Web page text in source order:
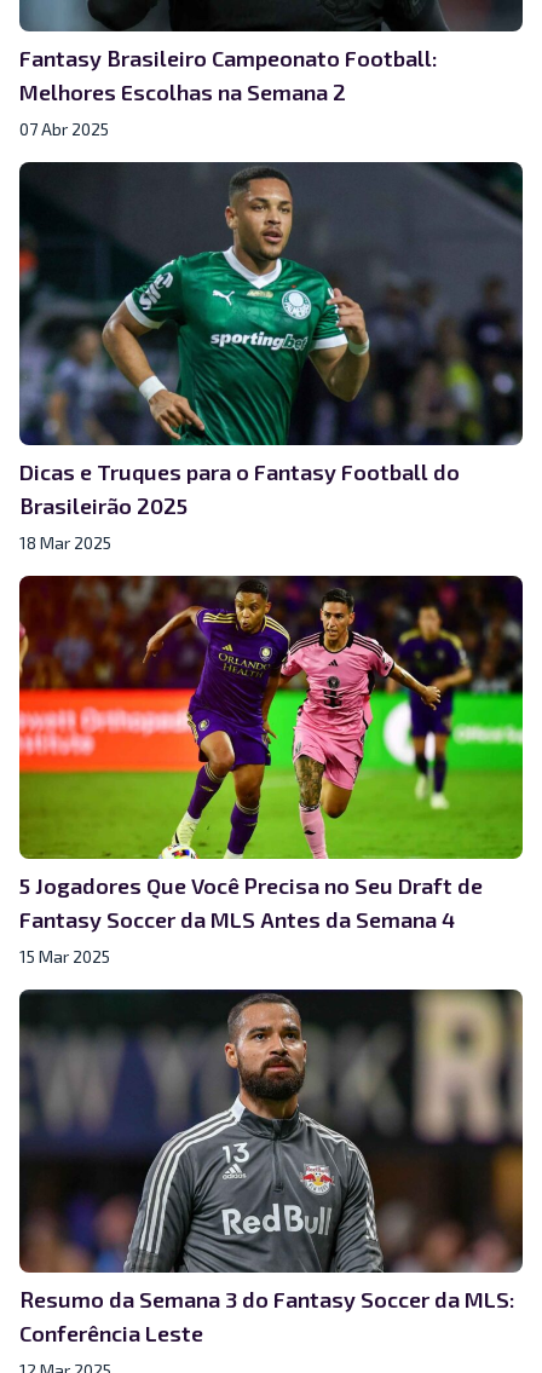
Fantasy Brasileiro Campeonato Football:
Melhores Escolhas na Semana 2
07 Abr 2025
Dicas e Truques para o Fantasy Football do
Brasileirão 2025
18 Mar 2025
5 Jogadores Que Você Precisa no Seu Draft de
Fantasy Soccer da MLS Antes da Semana 4
15 Mar 2025
Resumo da Semana 3 do Fantasy Soccer da MLS:
Conferência Leste